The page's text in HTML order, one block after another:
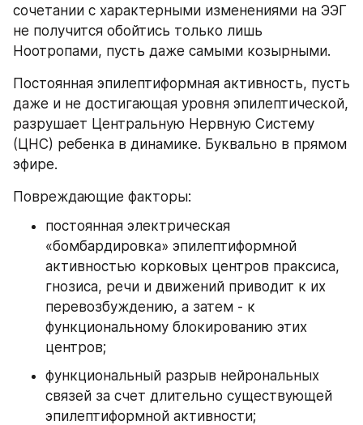
сочетании с характерными изменениями на ЭЭГ
не получится обойтись только лишь
Ноотропами, пусть даже самыми козырными.
Постоянная эпилептиформная активность, пусть
даже и не достигающая уровня эпилептической,
разрушает Центральную Нервную Систему
(ЦНС) ребенка в динамике. Буквально в прямом
эфире.
Повреждающие факторы:
постоянная электрическая
«бомбардировка» эпилептиформной
активностью корковых центров праксиса,
гнозиса, речи и движений приводит к их
перевозбуждению, а затем - к
функциональному блокированию этих
центров;
функциональный разрыв нейрональных
связей за счет длительно существующей
эпилептиформной активности;